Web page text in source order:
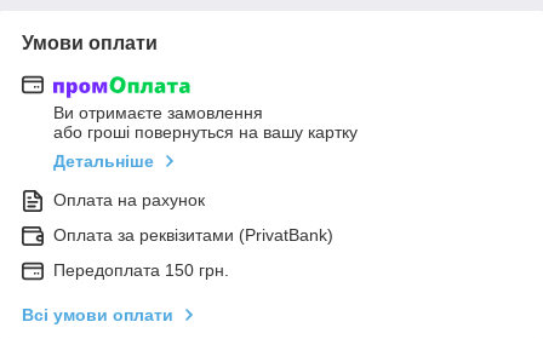
Умови оплати
Ви отримаєте замовлення
або гроші повернуться на вашу картку
Детальніше
Оплата на рахунок
Оплата за реквізитами (PrivatBank)
Передоплата 150 грн.
Всі умови оплати